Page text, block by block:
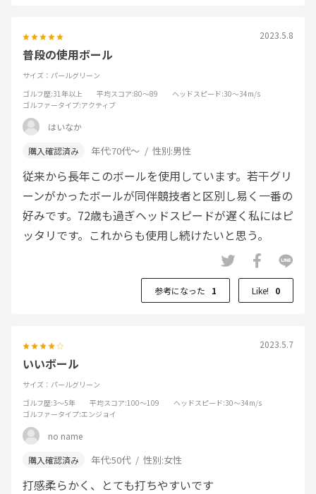
2023.5.8
普段の使用ボール
サイズ：パールグリーン
ゴルフ歴:31年以上 平均スコア:80～89 ヘッドスピード:30～34m/s
ゴルファータイプ:アクティブ
はいなか
年代:70代～ 性別:男性
従来から長年このボールを使用しています。若干グリ
ーンがかったボールが同伴競技者と区別し易く一番の
好みです。72歳も過ぎヘッドスピードが遅く私にはピ
ッタリです。これからも使用し続けたいと思う。
参考になった 1 Like! 0
2023.5.7
いいボール
サイズ：パールグリーン
ゴルフ歴:3～5年 平均スコア:100～109 ヘッドスピード:30～34m/s
ゴルファータイプ:エンジョイ
no name
年代:50代 性別:女性
打感柔らかく、とても打ちやすいです